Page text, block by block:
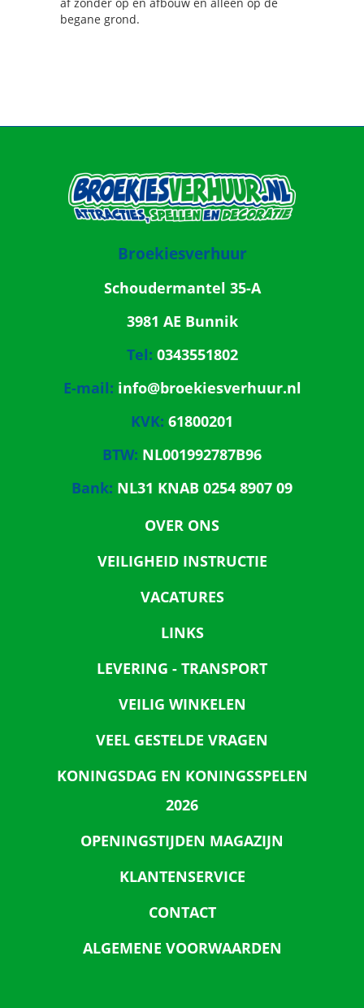
begane grond.
Broekiesverhuur
Schoudermantel 35-A
3981 AE Bunnik
Tel: 0343551802
E-mail: info@broekiesverhuur.nl
KVK: 61800201
BTW: NL001992787B96
Bank: NL31 KNAB 0254 8907 09
OVER ONS
VEILIGHEID INSTRUCTIE
VACATURES
LINKS
LEVERING - TRANSPORT
VEILIG WINKELEN
VEEL GESTELDE VRAGEN
KONINGSDAG EN KONINGSSPELEN
2026
OPENINGSTIJDEN MAGAZIJN
KLANTENSERVICE
CONTACT
ALGEMENE VOORWAARDEN